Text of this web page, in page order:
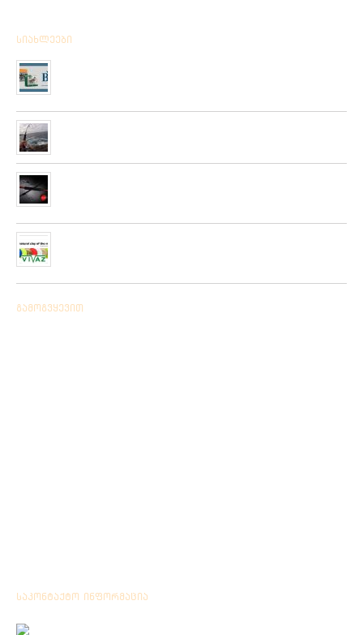
სიახლეები
გამოგვყევით
საკონტაქტო ინფორმაცია